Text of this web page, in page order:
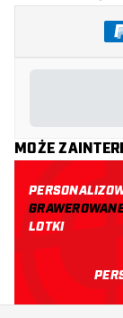
MOŻE
LOTKI